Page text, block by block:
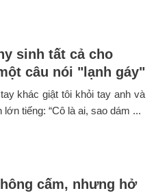
sinh tất cả cho
câu nói "lạnh gáy"
khác giật tôi khỏi tay anh và
tiếng: “Cô là ai, sao dám ...
cấm, nhưng hở